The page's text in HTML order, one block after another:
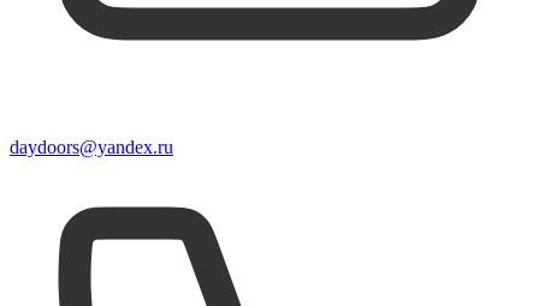
daydoors@yandex.ru